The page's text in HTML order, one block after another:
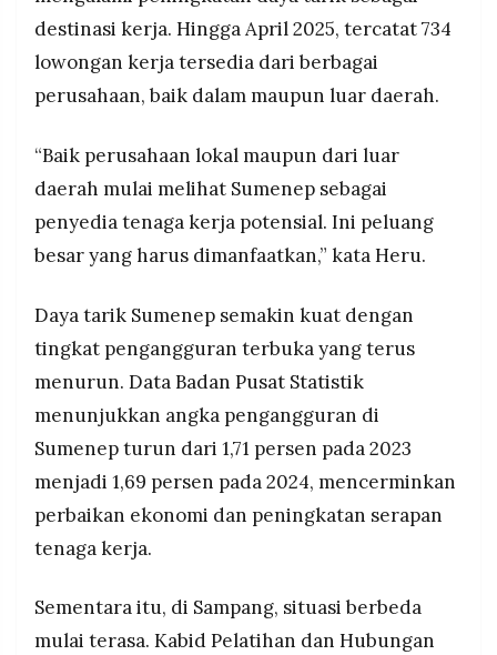
destinasi kerja. Hingga April 2025, tercatat 734
lowongan kerja tersedia dari berbagai
perusahaan, baik dalam maupun luar daerah.
“Baik perusahaan lokal maupun dari luar
daerah mulai melihat Sumenep sebagai
penyedia tenaga kerja potensial. Ini peluang
besar yang harus dimanfaatkan,” kata Heru.
Daya tarik Sumenep semakin kuat dengan
tingkat pengangguran terbuka yang terus
menurun. Data Badan Pusat Statistik
menunjukkan angka pengangguran di
Sumenep turun dari 1,71 persen pada 2023
menjadi 1,69 persen pada 2024, mencerminkan
perbaikan ekonomi dan peningkatan serapan
tenaga kerja.
Sementara itu, di Sampang, situasi berbeda
mulai terasa. Kabid Pelatihan dan Hubungan